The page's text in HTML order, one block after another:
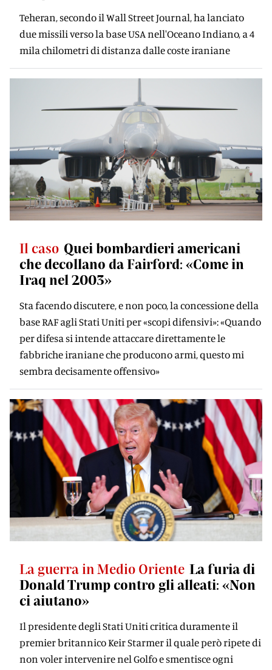
Teheran, secondo il Wall Street Journal, ha lanciato
due missili verso la base USA nell'Oceano Indiano, a 4
mila chilometri di distanza dalle coste iraniane
Il caso Quei bombardieri americani
che decollano da Fairford: «Come in
Iraq nel 2003»
Sta facendo discutere, e non poco, la concessione della
base RAF agli Stati Uniti per «scopi difensivi»: «Quando
per difesa si intende attaccare direttamente le
fabbriche iraniane che producono armi, questo mi
sembra decisamente offensivo»
La guerra in Medio Oriente La furia di
Donald Trump contro gli alleati: «Non
ci aiutano»
Il presidente degli Stati Uniti critica duramente il
premier britannico Keir Starmer il quale però ripete di
non voler intervenire nel Golfo e smentisce ogni